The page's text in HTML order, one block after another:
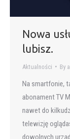
Nowa
lubisz.
Aktualności By
Na smartfonie,
abonament TV
nawet do
telewizję
dowolnych